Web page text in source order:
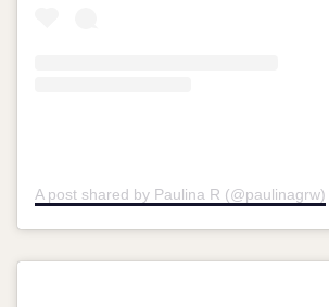
A post shared by Paulina R (@paulinagrw)